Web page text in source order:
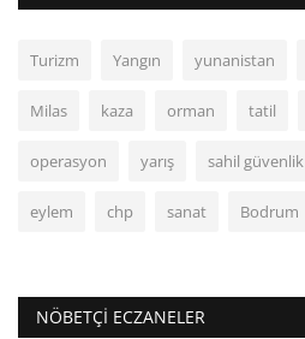
Turizm Yangın yunanistan
Milas kaza orman tatil
operasyon yarış sahil güvenlik
eylem chp sanat Bodrum
NÖBETÇI ECZANELER